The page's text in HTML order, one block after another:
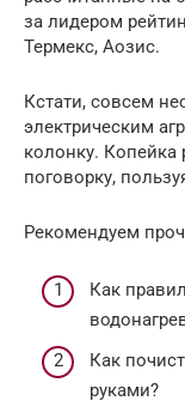
за лидером
Термекс, Аозис.
Кстати, совсем
электрическим
колонку. Копейка
поговорку,
Рекомендуем
Как
Как
руками?